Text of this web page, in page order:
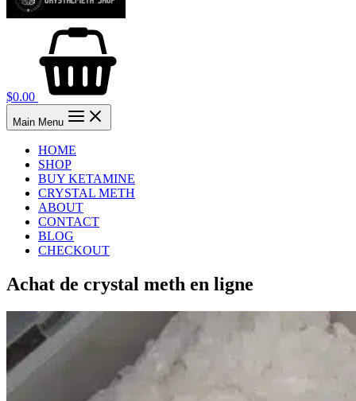
$0.00
Main Menu
HOME
SHOP
BUY KETAMINE
CRYSTAL METH
ABOUT
CONTACT
BLOG
CHECKOUT
Achat de crystal meth en ligne